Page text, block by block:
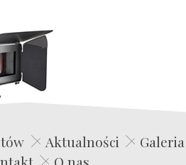
Edwin Film Agencja Aktorska
Aktualności
Galeria